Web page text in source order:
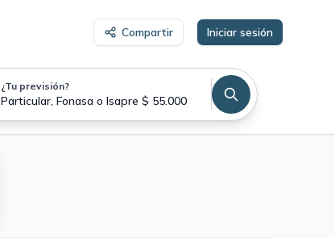
Compartir Iniciar sesión
¿Tu previsión?
Particular, Fonasa o Isapre $ 55.000